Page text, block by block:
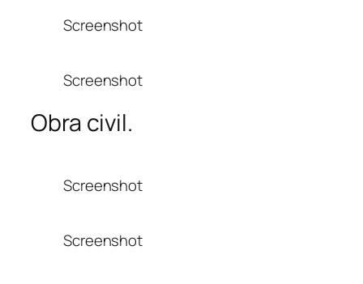
Screenshot
Screenshot
Obra civil.
Screenshot
Screenshot